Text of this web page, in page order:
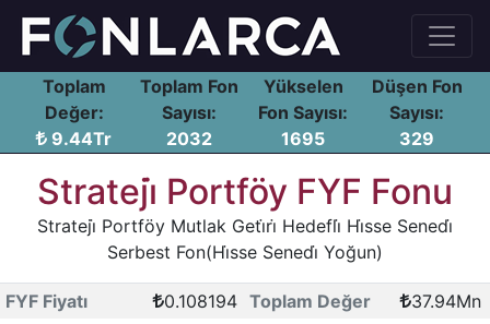
Toplam
Değer:
9.44Tr
Toplam Fon
Sayısı:
2032
Yükselen
Fon Sayısı:
1695
Düşen Fon
Sayısı:
329
Strateji̇ Portföy FYF Fonu
Strateji̇ Portföy Mutlak Geti̇ri̇ Hedefli̇ Hi̇sse Senedi̇
Serbest Fon(Hi̇sse Senedi̇ Yoğun)
FYF Fiyatı 0.108194 Toplam Değer
37.94Mn